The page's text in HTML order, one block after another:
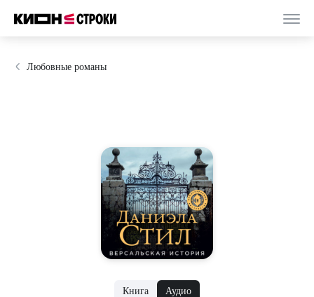
Любовные романы
Книга Аудио